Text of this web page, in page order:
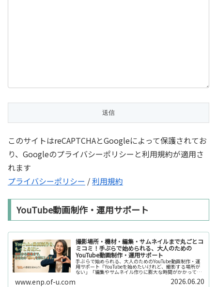
このサイトはreCAPTCHAとGoogleによって保護されてお
り、Googleのプライバシーポリシーと利用規約が適用さ
れます
プライバシーポリシー /利用規約
YouTube動画制作・運用サポート
撮影場所・機材・編集・サムネイルまで丸ごとコ
ミコミ！手ぶらで始められる、大人のための
YouTube動画制作・運用サポート
手ぶらで始められる、大人のためのYouTube動画制作・運
用サポート「YouTubeを始めたいけれど、撮影する場所が
ない」「編集やサムネイル作りに膨大な時間がかかって長
続きしない」「機材を揃えるだけで何万円もかかってしま
www.enp.of-u.com 2026.06.20